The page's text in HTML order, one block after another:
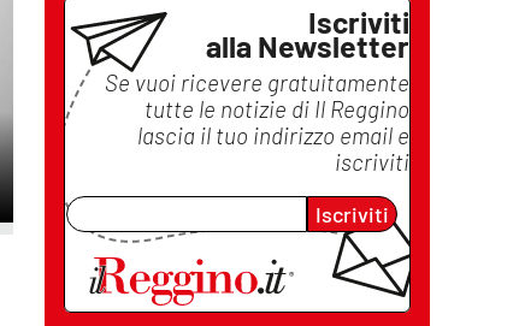
Iscriviti
alla Newsletter
Se vuoi ricevere gratuitamente
tutte le notizie di Il Reggino
lascia il tuo indirizzo email e
iscriviti
Iscriviti